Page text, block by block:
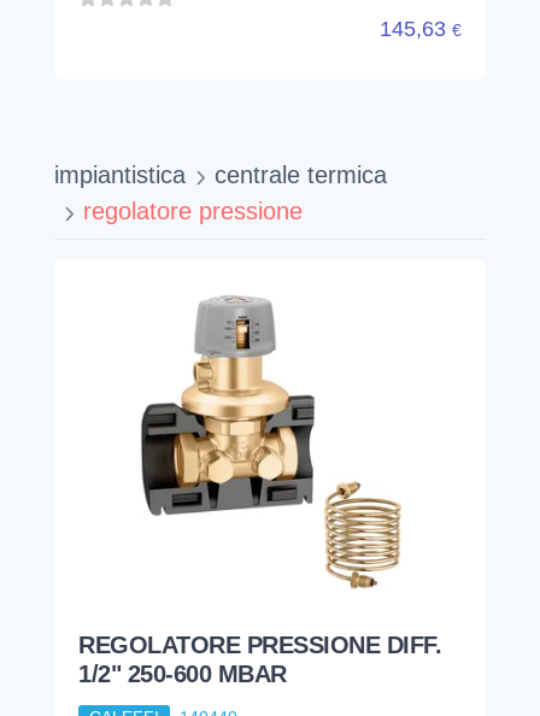
145,63 €
impiantistica
centrale termica
regolatore pressione
REGOLATORE PRESSIONE DIFF.
1/2" 250-600 MBAR